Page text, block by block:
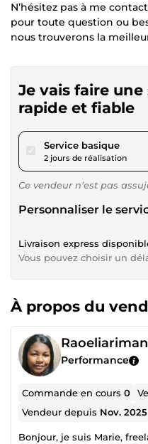
N’hésitez pas à me
pour toute question ou
nous trouverons la
Je vais faire
rapide et fiable
Service basiquepour
2 jours de réalisation
Ce vendeur n’est pas
Personnaliser le
Livraison express
Vous pouvez choisir un
À propos du
Performance
Commande en cours0
Vendeur depuis Nov. 2025
Bonjour, je suis Marie,